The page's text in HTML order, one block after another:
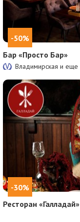
-50%
Бар «Просто Бар»
Владимирская и еще
-30%
Ресторан «Галладай»